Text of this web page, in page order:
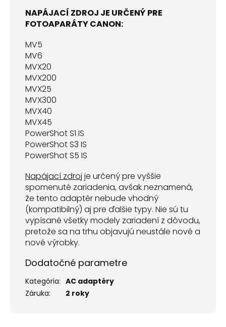
NAPÁJACÍ ZDROJ JE URČENÝ PRE
FOTOAPARÁTY CANON:
MV5
MV6
MVX20
MVX200
MVX25
MVX300
MVX40
MVX45
PowerShot S1 IS
PowerShot S3 IS
PowerShot S5 IS
Napájací zdroj je určený pre vyššie
spomenuté zariadenia, avšak neznamená,
že tento adaptér nebude vhodný
(kompatibilný) aj pre ďalšie typy. Nie sú tu
vypísané všetky modely zariadení z dôvodu,
pretože sa na trhu objavujú neustále nové a
nové výrobky.
Dodatočné parametre
Kategória: AC adaptéry
Záruka: 2 roky